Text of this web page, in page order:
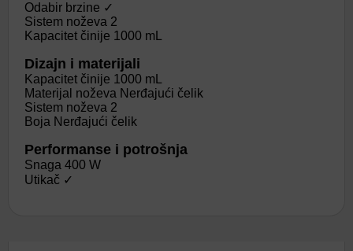
Odabir brzine ✓
Sistem noževa 2
Kapacitet činije 1000 mL
Dizajn i materijali
Kapacitet činije 1000 mL
Materijal noževa Nerđajući čelik
Sistem noževa 2
Boja Nerđajući čelik
Performanse i potrošnja
Snaga 400 W
Utikač ✓